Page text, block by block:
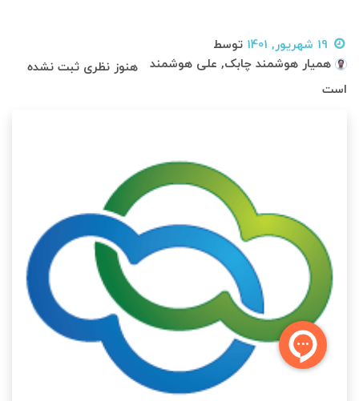
19 شهریور, 1401
توسط
همیار هوشمند چابک, علی هوشمند
هنوز نظری ثبت نشده
است